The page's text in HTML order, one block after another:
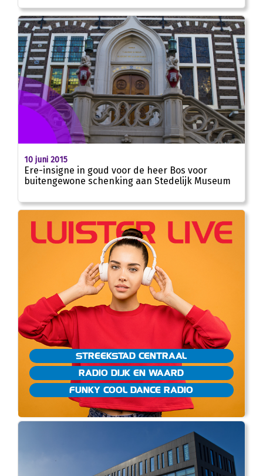
10 juni 2015
Ere-insigne in goud voor de heer Bos voor
buitengewone schenking aan Stedelijk Museum
STREEKSTAD CENTRAAL
RADIO DIJK EN WAARD
FUNKY COOL DANCE RADIO